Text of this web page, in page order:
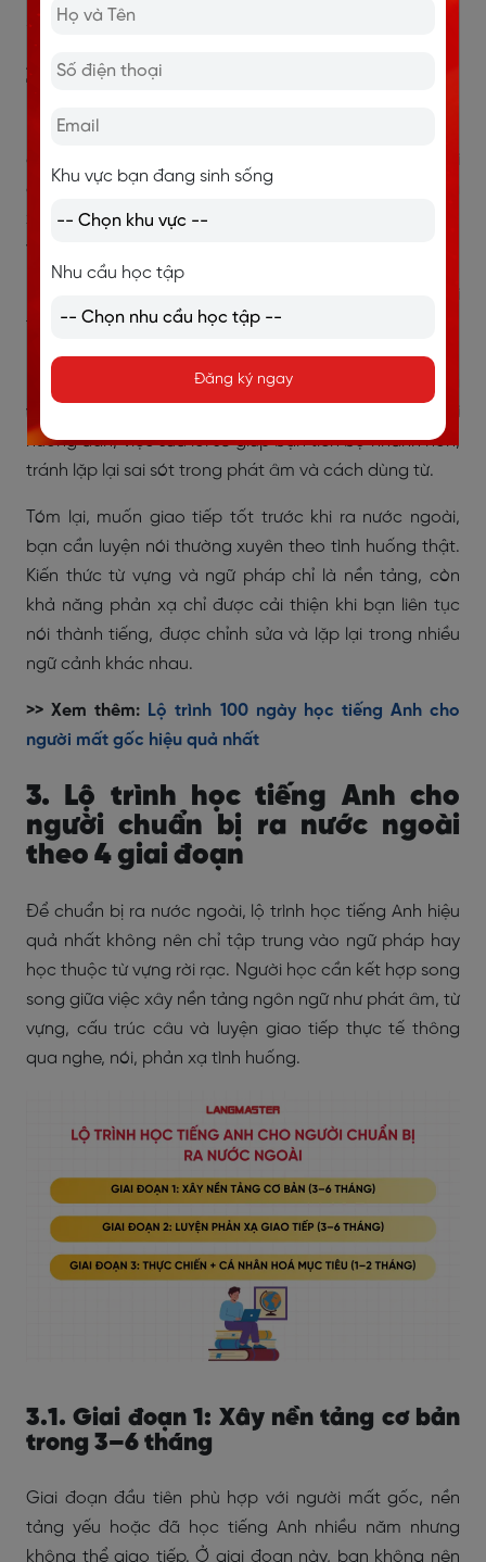
sống hằng ngày.
2.5. Phản xạ nói khi giao tiếp
Phản xạ nói tiếng Anh không thể hình thành nếu bạn
chỉ đọc tài liệu hoặc học trong im lặng. Muốn nói
được, bạn cần luyện nói thành tiếng, lặp lại thường
xuyên và đặt mình vào các tình huống giao tiếp gần
với thực tế.
thoại ngắn để bắt chước cách người bản xứ nói.
Ngoài ra, bạn có thể tự đặt câu hỏi và trả lời, ghi âm
lại phần nói của mình để nghe và sửa lỗi, hoặc đóng
vai các tình huống giao tiếp quen thuộc. Nếu có người
hướng dẫn, việc sửa lỗi sẽ giúp bạn tiến bộ nhanh hơn,
tránh lặp lại sai sót trong phát âm và cách dùng từ.
Tóm lại, muốn giao tiếp tốt trước khi ra nước ngoài,
bạn cần luyện nói thường xuyên theo tình huống thật.
Kiến thức từ vựng và ngữ pháp chỉ là nền tảng, còn
khả năng phản xạ chỉ được cải thiện khi bạn liên tục
nói thành tiếng, được chỉnh sửa và lặp lại trong nhiều
ngữ cảnh khác nhau.
>> Xem thêm: Lộ trình 100 ngày học tiếng Anh cho
người mất gốc hiệu quả nhất
3. Lộ trình học tiếng Anh cho
người chuẩn bị ra nước ngoài
theo 4 giai đoạn
Để chuẩn bị ra nước ngoài, lộ trình học tiếng Anh hiệu
quả nhất không nên chỉ tập trung vào ngữ pháp hay
học thuộc từ vựng rời rạc. Người học cần kết hợp song
song giữa việc xây nền tảng ngôn ngữ như phát âm, từ
vựng, cấu trúc câu và luyện giao tiếp thực tế thông
qua nghe, nói, phản xạ tình huống.
3.1. Giai đoạn 1: Xây nền tảng cơ bản
trong 3–6 tháng
Giai đoạn đầu tiên phù hợp với người mất gốc, nền
tảng yếu hoặc đã học tiếng Anh nhiều năm nhưng
không thể giao tiếp. Ở giai đoạn này, bạn không nên
Khu vực bạn đang sinh sống
Nhu cầu học tập
Đăng ký ngay